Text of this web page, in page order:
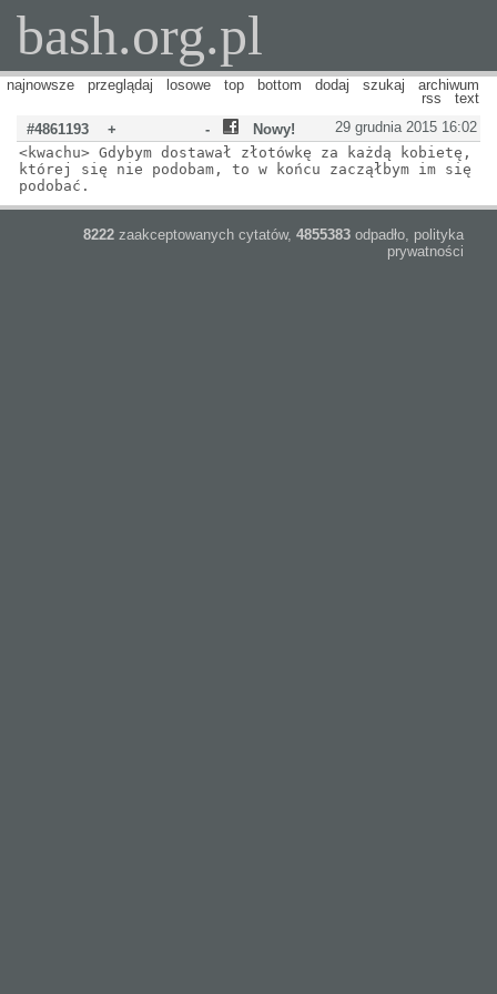
bash.org.pl
najnowsze przeglądaj losowe top bottom dodaj szukaj
archiwum
rss
text
29 grudnia 2015 16:02
#4861193 + -
Nowy!
<kwachu> Gdybym dostawał złotówkę za każdą kobietę,
której się nie podobam, to w końcu zacząłbym im się
podobać.
8222 zaakceptowanych cytatów, 4855383 odpadło, polityka
prywatności